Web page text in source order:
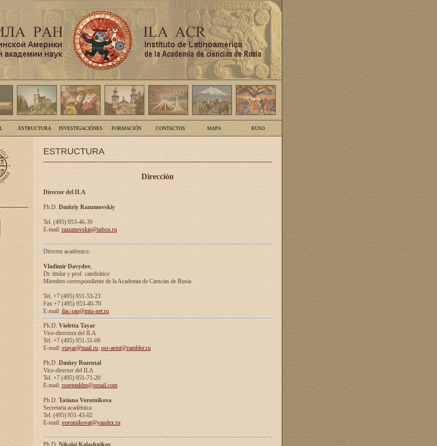
ESTRUCTURA INVESTIGACIÓNES FORMACIÓN CONTACTOS MAPA RUSO
ESTRUCTURA
Dirección
Director del ILA
Ph.D. Dmitriy Razumovskiy
Tel. (495) 953-46-39
E-mail: razumovskie@inbox.ru
Director académico:
Vladimir Davydov,
Dr. titular y prof. catedrático
Miembro correspondiente de la Academia de Ciencias de Rusia
Tel. +7 (495) 951-53-23
Fax +7 (495) 953-40-70
E-mail: ilac-ran@mtu-net.ru
Ph.D. Violetta Tayar
Vice-directora del ILA
Tel. +7 (495) 951-51-06
E-mail: vtayar@mail.ru; osr-aemi@rambler.ru
Ph.D. Dmitry Rozental
Vice-director del ILA
Tel. +7 (495) 951-71-20
E-mail: rozentaldm@gmail.com
Ph.D. Tatiana Vorotnikova
Secretaria académica
Tel. (495) 951-43-02
E-mail: vorotnikovat@yandex.ru
Ph.D. Nikolai Kalashnikov